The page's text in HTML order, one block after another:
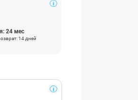
24 мес
14 дней